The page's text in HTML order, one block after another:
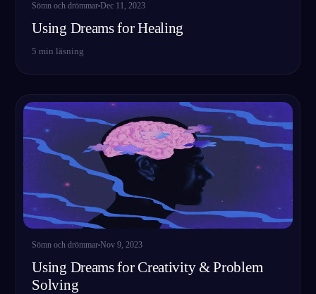
Sömn och drömmar Dec 11, 2023
Using Dreams for Healing
5 min läsning
Sömn och drömmar Nov 9, 2023
Using Dreams for Creativity & Problem
Solving